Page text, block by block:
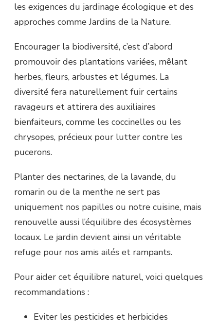
les exigences du jardinage écologique et des
approches comme Jardins de la Nature.
Encourager la biodiversité, c’est d’abord
promouvoir des plantations variées, mêlant
herbes, fleurs, arbustes et légumes. La
diversité fera naturellement fuir certains
ravageurs et attirera des auxiliaires
bienfaiteurs, comme les coccinelles ou les
chrysopes, précieux pour lutter contre les
pucerons.
Planter des nectarines, de la lavande, du
romarin ou de la menthe ne sert pas
uniquement nos papilles ou notre cuisine, mais
renouvelle aussi l’équilibre des écosystèmes
locaux. Le jardin devient ainsi un véritable
refuge pour nos amis ailés et rampants.
Pour aider cet équilibre naturel, voici quelques
recommandations :
Eviter les pesticides et herbicides